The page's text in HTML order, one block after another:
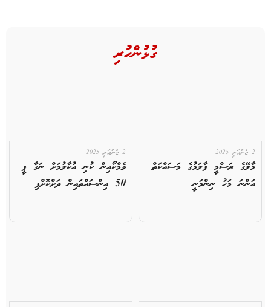
ގުޅުންހުރި
2 ޖެނުއަރީ 2025
މާލޭގެ ރަސްމީ ފާލަމުގެ މަސައްކަތް
އަންނަ މަހު ނިންމަނީ
2 ޖެނުއަރީ 2025
ވެމްކޯއިން ކުނި އުކާލުމަށް ނަގާ ފީ
50 އިންސައްތައިން ދަށްކޮށްފި